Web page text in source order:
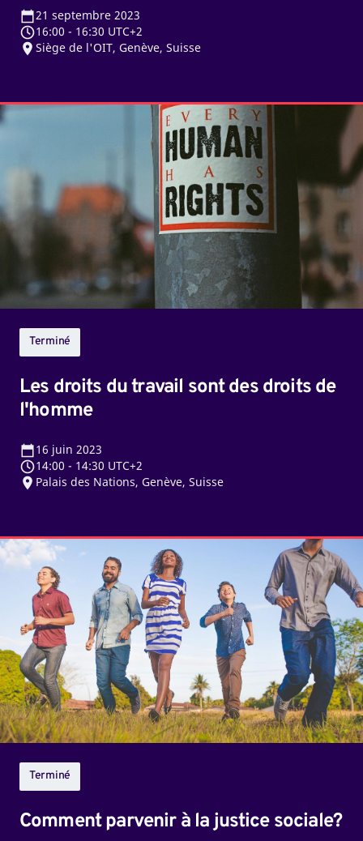
21 septembre 2023
16:00 - 16:30 UTC+2
Siège de l'OIT, Genève, Suisse
Les
travail
sont
des
droits
l'homme
Terminé
Les droits du travail sont des droits de
l'homme
16 juin 2023
14:00 - 14:30 UTC+2
Palais des Nations, Genève, Suisse
Comment
parvenir
justice
sociale?
Terminé
Comment parvenir à la justice sociale?